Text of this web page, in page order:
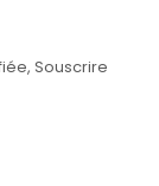
, Souscrire